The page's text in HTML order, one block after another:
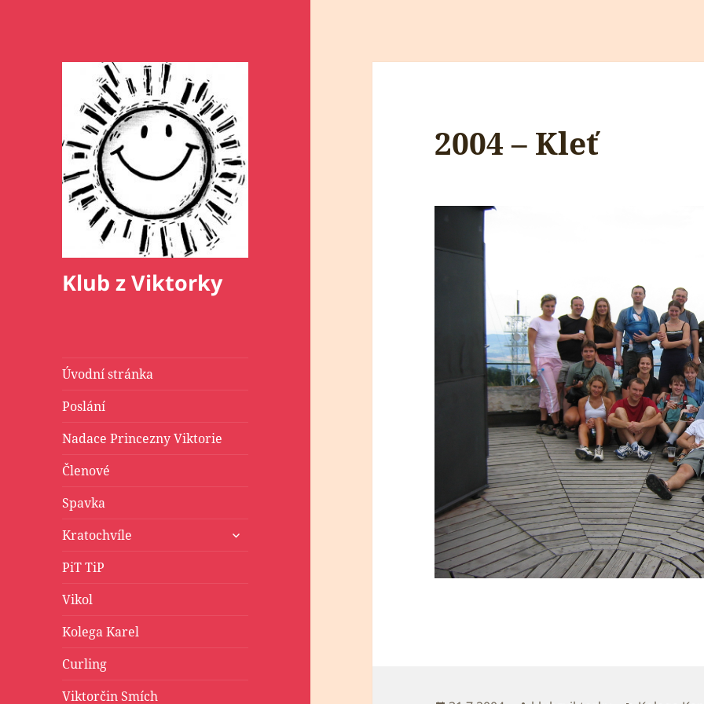
Klub z Viktorky
Úvodní stránka
Poslání
Nadace Princezny Viktorie
Členové
Spavka
Kratochvíle
zobrazit
PiT TiP
Vikol
Kolega Karel
Curling
Viktorčin Smích
2004 – Kleť